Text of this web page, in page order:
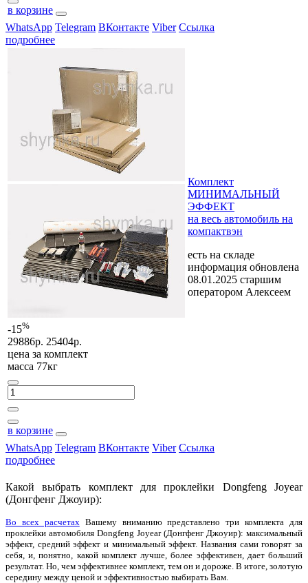
в корзине
WhatsApp Telegram ВКонтакте Viber Ссылка
подробнее
-15%
29886р. 25404р.
цена за комплект
масса 77кг
в корзине
Комплект
МИНИМАЛЬНЫЙ
ЭФФЕКТ
на весь автомобиль на
компактвэн
есть на складе
информация обновлена
08.01.2025 старшим
оператором Алексеем
WhatsApp Telegram ВКонтакте Viber Ссылка
подробнее
Какой выбрать комплект для проклейки Dongfeng Joyear
(Донгфенг Джоуир):
Во всех расчетах Вашему вниманию представлено три комплекта для
проклейки автомобиля Dongfeng Joyear (Донгфенг Джоуир): максимальный
эффект, средний эффект и минимальный эффект. Названия сами говорят за
себя, и, понятно, какой комплект лучше, более эффективен, дает больший
результат. Но, чем эффективнее комплект, тем он и дороже. В итоге, золотую
середину между ценой и эффективностью выбирать Вам.